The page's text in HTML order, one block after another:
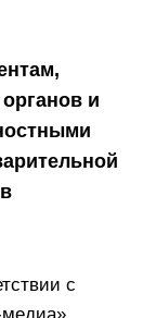
и
с
медиа»